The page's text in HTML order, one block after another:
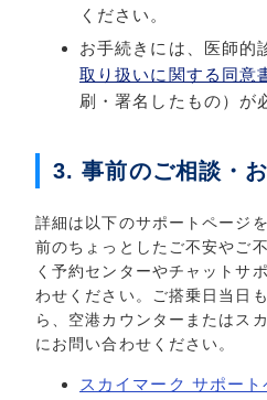
ください。
お手続きには、医師的
取り扱いに関する同意
刷・署名したもの）が
3. 事前のご相談・
詳細は以下のサポートページ
前のちょっとしたご不安やご
く予約センターやチャットサ
わせください。ご搭乗日当日
ら、空港カウンターまたはス
にお問い合わせください。
スカイマーク サポー